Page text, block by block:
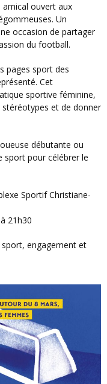
Un
occasion de partager
du football.
Cet
sportive féminine,
et de donner
sport pour célébrer le
Sportif Christiane-
21h30